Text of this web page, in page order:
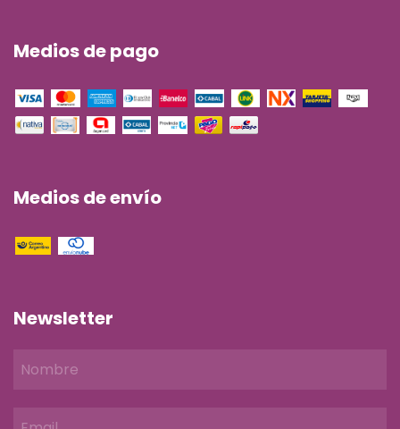
Medios de pago
Medios de envío
Newsletter